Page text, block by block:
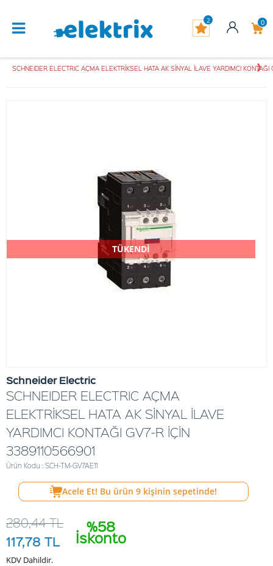
0
2
SCHNEIDER ELECTRIC AÇMA ELEKTRİKSEL HATA AK SİNYAL İLAVE YARDIMCI
TÜKENDİ
Schneider Electric
SCHNEIDER ELECTRIC AÇMA
ELEKTRİKSEL HATA AK SİNYAL İLAVE
YARDIMCI KONTAĞI GV7-R İÇİN
3389110566901
Ürün Kodu : SCH-TM-GV7AE11
Acele Et! Bu ürün 9 kişinin sepetinde!
%58
İskonto
280,44TL
117,78 TL
KDV Dahildir.